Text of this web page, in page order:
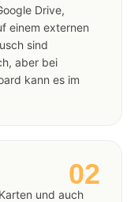
Drive,
einem externen
sind
aber bei
kann es im
02
und auch